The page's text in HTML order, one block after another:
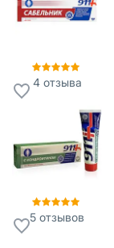
4отзыва
5 отзывов